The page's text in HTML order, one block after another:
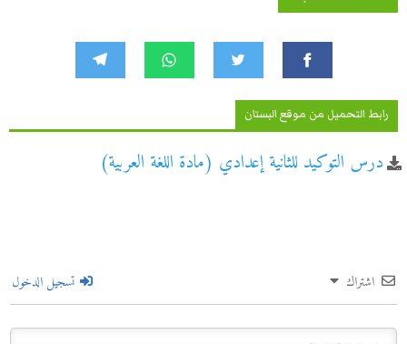
رابط التحميل من موقع البستان
درس التوكيد للثانية إعدادي (مادة اللغة العربية)
اشتراك تسجيل الدخول